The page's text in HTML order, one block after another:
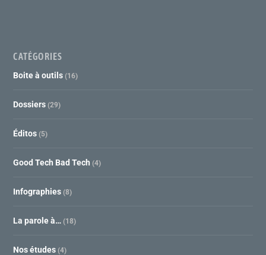
CATÉGORIES
Boite à outils (16)
Dossiers (29)
Éditos (5)
Good Tech Bad Tech (4)
Infographies (8)
La parole à… (18)
Nos études (4)